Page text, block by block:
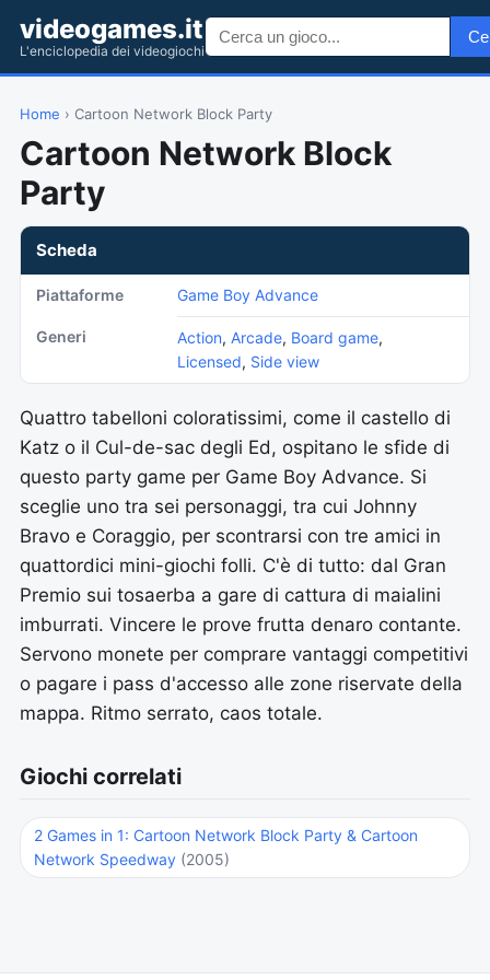
videogames.it
L'enciclopedia dei videogiochi
Home › Cartoon Network Block Party
Cartoon Network Block
Party
Scheda
Piattaforme Game Boy Advance
Generi Action, Arcade, Board game,
Licensed, Side view
Quattro tabelloni coloratissimi, come il castello di
Katz o il Cul-de-sac degli Ed, ospitano le sfide di
questo party game per Game Boy Advance. Si
sceglie uno tra sei personaggi, tra cui Johnny
Bravo e Coraggio, per scontrarsi con tre amici in
quattordici mini-giochi folli. C'è di tutto: dal Gran
Premio sui tosaerba a gare di cattura di maialini
imburrati. Vincere le prove frutta denaro contante.
Servono monete per comprare vantaggi competitivi
o pagare i pass d'accesso alle zone riservate della
mappa. Ritmo serrato, caos totale.
Giochi correlati
2 Games in 1: Cartoon Network Block Party & Cartoon
Network Speedway (2005)